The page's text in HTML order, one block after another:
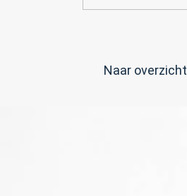
Naar overzicht